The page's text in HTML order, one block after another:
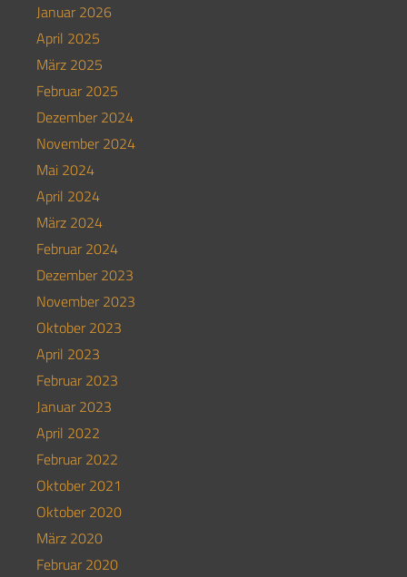
Januar 2026
April 2025
März 2025
Februar 2025
Dezember 2024
November 2024
Mai 2024
April 2024
März 2024
Februar 2024
Dezember 2023
November 2023
Oktober 2023
April 2023
Februar 2023
Januar 2023
April 2022
Februar 2022
Oktober 2021
Oktober 2020
März 2020
Februar 2020